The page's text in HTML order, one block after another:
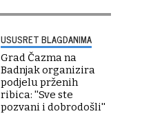
USUSRET BLAGDANIMA
Grad Čazma na
Badnjak organizira
podjelu prženih
ribica: ''Sve ste
pozvani i dobrodošli''